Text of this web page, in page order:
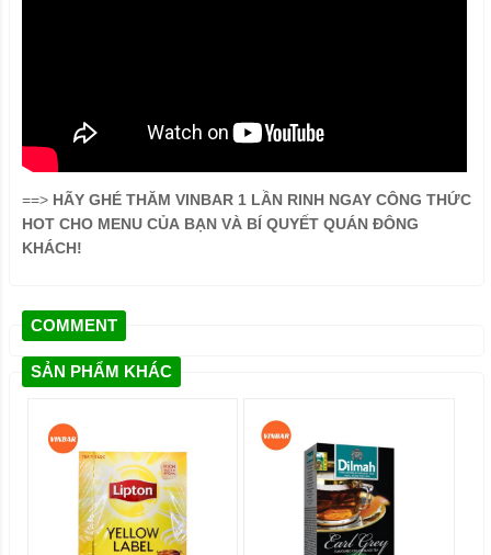
==> HÃY GHÉ THĂM VINBAR 1 LẦN RINH NGAY CÔNG THỨC
HOT CHO MENU CỦA BẠN VÀ BÍ QUYẾT QUÁN ĐÔNG
KHÁCH!
COMMENT
SẢN PHẨM KHÁC